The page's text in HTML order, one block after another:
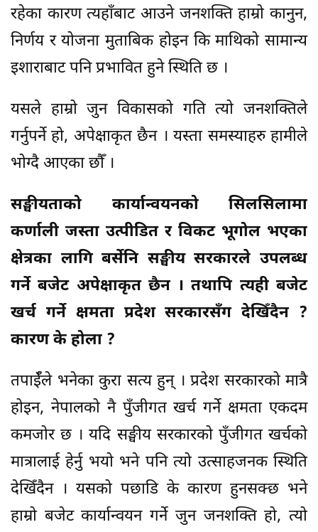
रहेका कारण त्यहाँबाट आउने जनशक्ति हाम्रो कानुन,
निर्णय र योजना मुताबिक होइन कि माथिको सामान्य
इशाराबाट पनि प्रभावित हुने स्थिति छ ।
यसले हाम्रो जुन विकासको गति त्यो जनशक्तिले
गर्नुपर्ने हो, अपेक्षाकृत छैन । यस्ता समस्याहरु हामीले
भोग्दै आएका छौँ ।
सङ्घीयताको कार्यान्वयनको सिलसिलामा
कर्णाली जस्ता उत्पीडित र विकट भूगोल भएका
क्षेत्रका लागि बर्सेनि सङ्घीय सरकारले उपलब्ध
गर्ने बजेट अपेक्षाकृत छैन । तथापि त्यही बजेट
खर्च गर्ने क्षमता प्रदेश सरकारसँग देखिँदैन ?
कारण के होला ?
तपाईँले भनेका कुरा सत्य हुन् । प्रदेश सरकारको मात्रै
होइन, नेपालको नै पुँजीगत खर्च गर्ने क्षमता एकदम
कमजोर छ । यदि सङ्घीय सरकारको पुँजीगत खर्चको
मात्रालाई हेर्नु भयो भने पनि त्यो उत्साहजनक स्थिति
देखिँदैन । यसको पछाडि के कारण हुनसक्छ भने
हाम्रो बजेट कार्यान्वयन गर्ने जुन जनशक्ति हो, त्यो